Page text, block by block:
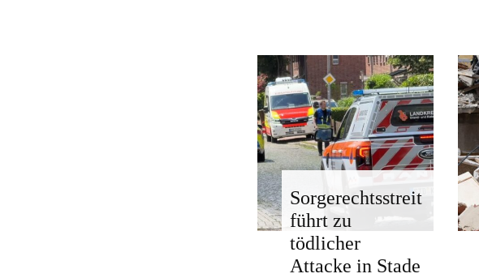
Sorgerechtsstreit
führt zu
tödlicher
Attacke in Stade